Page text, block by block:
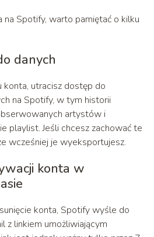
na Spotify, warto pamiętać o kilku
danych
konta, utracisz dostęp do
na Spotify, w tym historii
artystów i
playlist. Jeśli chcesz zachować te
wcześniej je wyeksportujesz.
konta w
konta, Spotify wyśle do
z linkiem umożliwiającym